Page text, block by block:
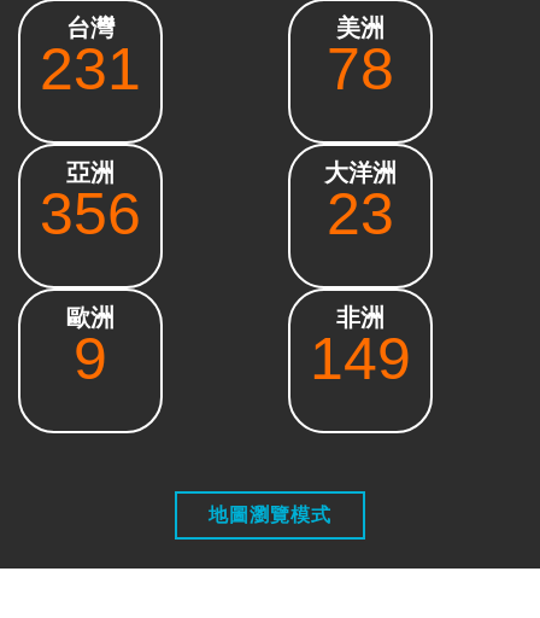
友好連結
搜尋
SELECT LANGUAGE
會員登入
台灣
231
美洲
78
亞洲
356
大洋洲
23
歐洲
9
非洲
149
地圖瀏覽模式